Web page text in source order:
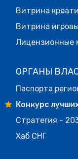
Витрина
Витрина
Лицензионные
ОРГАНЫ
Паспорта
Конкурс
Стратегия -
Хаб СНГ